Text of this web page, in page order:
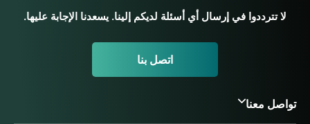
لا تترددوا في إرسال أي أسئلة لديكم إلينا. يسعدنا الإجابة عليها.
اتصل بنا
تواصل معنا